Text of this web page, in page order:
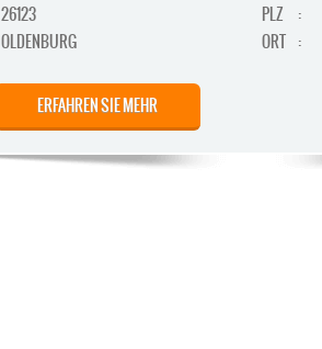
26123
OLDENBURG
ERFAHREN SIE MEHR
PLZ
:
ORT :